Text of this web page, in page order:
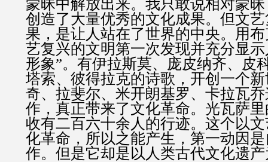
蒙昧中解放出来。我只敢说相对蒙
创造了大量优秀的文化成果。但文
果，是让人站在了世界的中央。用
艺复兴的文明第一次发现并充分显
形象”。有伊拉斯莫、庞皮纳齐、皮
塔索、彼得拉克的诗歌，开创一个
奇、拉斐尔、米开朗基罗、卡拉瓦
作，真正带来了文化革命。光瓦萨
收有二百六十余人的行迹。这个以
化革命，所以之能产生，第一动因
作。但是它却是以人类古代文化遗